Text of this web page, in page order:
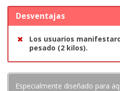
Desventajas
Los usuarios
pesado (2 kilos).
Especialmente diseñado para